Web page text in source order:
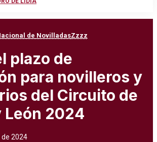
de NovilladasZzzz
plazo de
para novilleros y
del Circuito de
León 2024
de 2024